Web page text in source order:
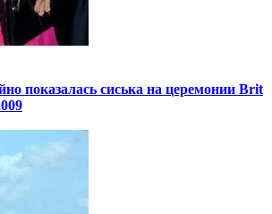
показалась сиська на церемонии Brit